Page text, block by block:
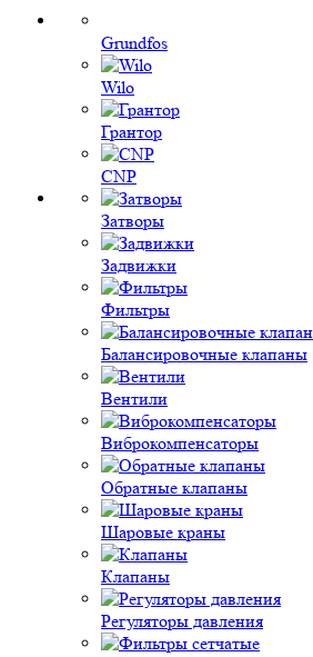
Grundfos
Wilo
Грантор
CNP
Затворы
Задвижки
Фильтры
Балансировочные клапаны
Вентили
Виброкомпенсаторы
Обратные клапаны
Шаровые краны
Клапаны
Регуляторы давления